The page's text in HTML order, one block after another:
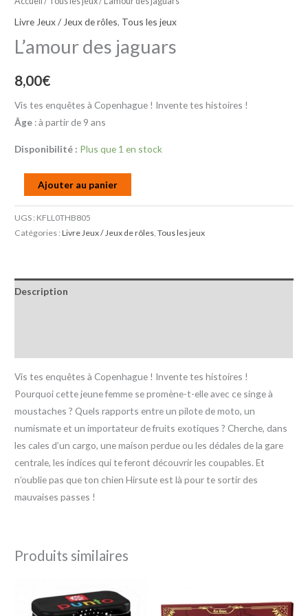
Livre Jeux / Jeux de rôles, Tous les jeux
L’amour des jaguars
8,00€
Vis tes enquêtes à Copenhague ! Invente tes histoires !
Âge : à partir de 9 ans
Disponibilité : Plus que 1 en stock
Ajouter au panier
UGS : KFLL0THB805
Catégories :Livre Jeux / Jeux de rôles,Tous les jeux
Description
Vis tes enquêtes à Copenhague ! Invente tes histoires !
Pourquoi cette jeune femme se promène-t-elle avec ce singe à
moustaches ? Quels rapports entre un pilote de moto, un
numismate et un importateur de fruits exotiques ? Cherche, dans
les cales d’un cargo, une maison perdue ou les dédales de la gare
centrale, les indices qui te feront découvrir les coupables. Et
n’oublie pas que ton chien Hirsute est là pour te sortir des
mauvaises passes !
Produits similaires